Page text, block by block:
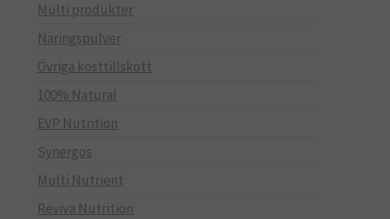
Multi produkter
Näringspulver
Övriga kosttillskott
100% Natural
EVP Nutrition
Synergos
Multi Nutrient
Reviva Nutrition